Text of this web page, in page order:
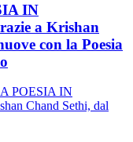
IN
a Krishan
con la Poesia
POESIA IN
Chand Sethi, dal